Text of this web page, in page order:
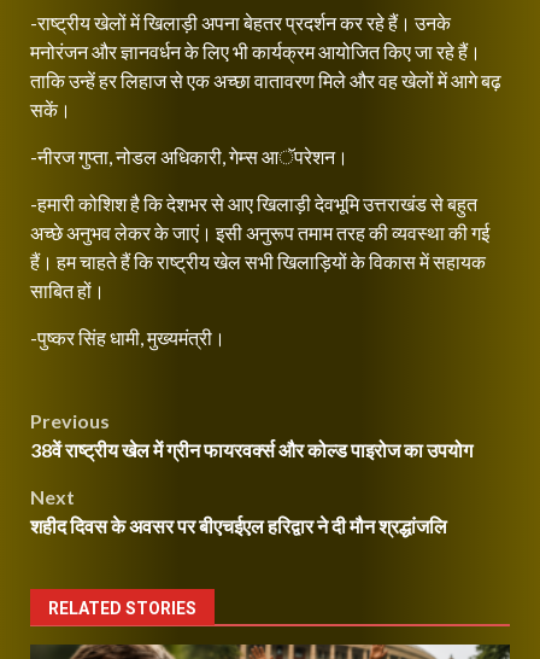
-राष्ट्रीय खेलों में खिलाड़ी अपना बेहतर प्रदर्शन कर रहे हैं। उनके
मनोरंजन और ज्ञानवर्धन के लिए भी कार्यक्रम आयोजित किए जा रहे हैं।
ताकि उन्हें हर लिहाज से एक अच्छा वातावरण मिले और वह खेलों में आगे बढ़
सकें।
-नीरज गुप्ता, नोडल अधिकारी, गेम्स आॅपरेशन।
-हमारी कोशिश है कि देशभर से आए खिलाड़ी देवभूमि उत्तराखंड से बहुत
अच्छे अनुभव लेकर के जाएं। इसी अनुरूप तमाम तरह की व्यवस्था की गई
हैं। हम चाहते हैं कि राष्ट्रीय खेल सभी खिलाड़ियों के विकास में सहायक
साबित हों।
-पुष्कर सिंह धामी, मुख्यमंत्री।
Continue
Reading
Post
navigation
Previous
38वें राष्ट्रीय खेल में ग्रीन फायरवर्क्स और कोल्ड पाइरोज का उपयोग
Next
शहीद दिवस के अवसर पर बीएचईएल हरिद्वार ने दी मौन श्रद्धांजलि
RELATED STORIES